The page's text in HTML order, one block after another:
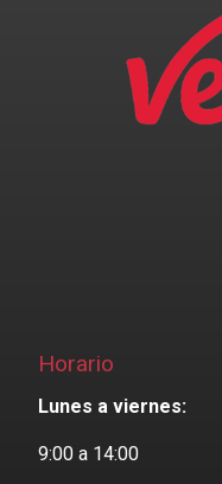
Horario
Lunes a viernes:
9:00 a 14:00